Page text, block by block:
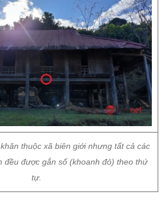
thuộc xã biên giới nhưng tất cả các
đều được gắn số (khoanh đỏ) theo thứ
tự.